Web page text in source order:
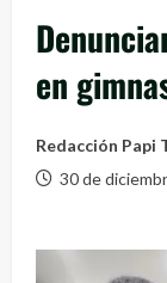
en
Redacción Papi
30 de